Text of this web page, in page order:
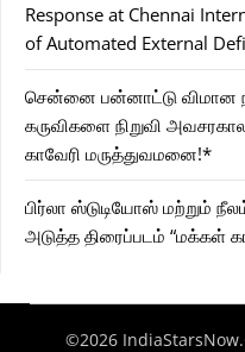
Response at Chennai
of Automated External
சென்னை பன்னாட்டு விமான
கருவிகளை நிறுவி
காவேரி மருத்துவமனை!*
பிர்லா ஸ்டுடியோஸ் மற்றும்
அடுத்த திரைப்படம் “மக்கள்
©2026